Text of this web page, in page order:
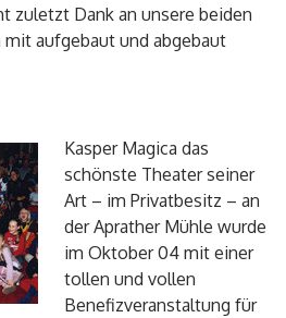
zuletzt Dank an unsere beiden
aufgebaut und abgebaut
Kasper Magica das
schönste Theater seiner
Art – im Privatbesitz – an
der Aprather Mühle wurde
im Oktober 04 mit einer
tollen und vollen
Benefizveranstaltung für